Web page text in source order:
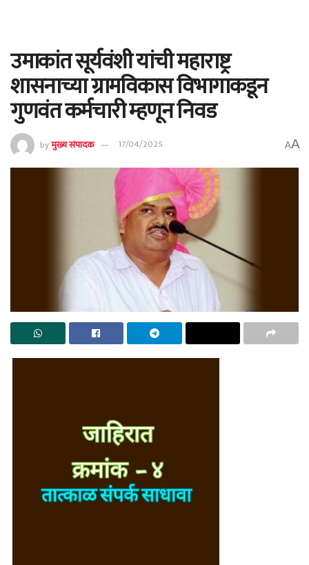
उमाकांत सूर्यवंशी यांची महाराष्ट्र
शासनाच्या ग्रामविकास विभागाकडून
गुणवंत कर्मचारी म्हणून निवड
byमुख्य संपादक 17/04/2025 AA